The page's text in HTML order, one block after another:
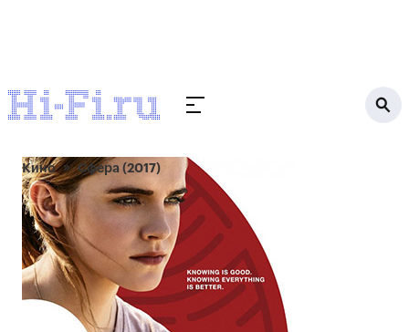
Кино Сфера (2017)